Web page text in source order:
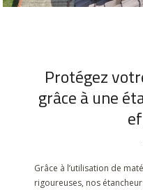
Protégez
grâce à une
Grâce à l’utilisation de
rigoureuses, nos